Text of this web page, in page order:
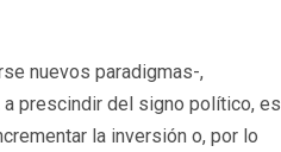
nuevos paradigmas-,
prescindir del signo político, es
la inversión o, por lo